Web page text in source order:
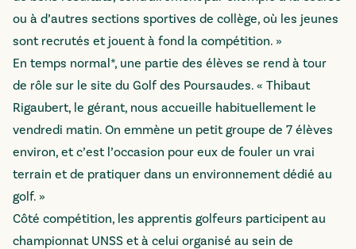
ou à d’autres sections sportives de collège, où les jeunes
sont recrutés et jouent à fond la compétition. »
En temps normal*, une partie des élèves se rend à tour
de rôle sur le site du Golf des Poursaudes. « Thibaut
Rigaubert, le gérant, nous accueille habituellement le
vendredi matin. On emmène un petit groupe de 7 élèves
environ, et c’est l’occasion pour eux de fouler un vrai
terrain et de pratiquer dans un environnement dédié au
golf. »
Côté compétition, les apprentis golfeurs participent au
championnat UNSS et à celui organisé au sein de